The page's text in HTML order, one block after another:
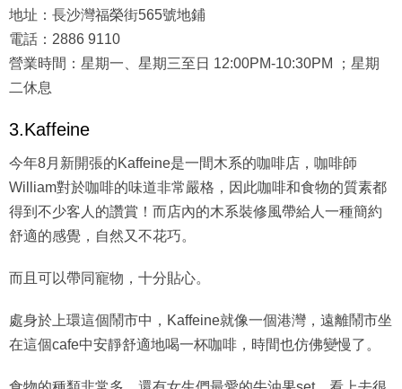
地址：長沙灣福榮街565號地鋪
電話：2886 9110
營業時間：星期一、星期三至日 12:00PM-10:30PM ；星期
二休息
3.Kaffeine
今年8月新開張的Kaffeine是一間木系的咖啡店，咖啡師
William對於咖啡的味道非常嚴格，因此咖啡和食物的質素都
得到不少客人的讚賞！而店內的木系裝修風帶給人一種簡約
舒適的感覺，自然又不花巧。
而且可以帶同寵物，十分貼心。
處身於上環這個鬧市中，Kaffeine就像一個港灣，遠離鬧市坐
在這個cafe中安靜舒適地喝一杯咖啡，時間也仿佛變慢了。